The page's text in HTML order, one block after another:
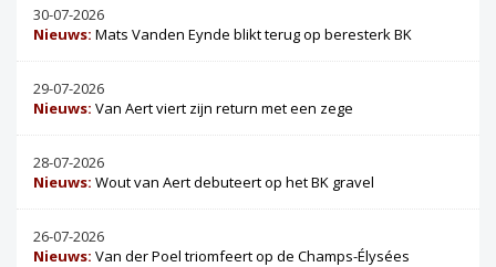
30-07-2026
Nieuws: Mats Vanden Eynde blikt terug op beresterk BK
29-07-2026
Nieuws: Van Aert viert zijn return met een zege
28-07-2026
Nieuws: Wout van Aert debuteert op het BK gravel
26-07-2026
Nieuws: Van der Poel triomfeert op de Champs-Élysées